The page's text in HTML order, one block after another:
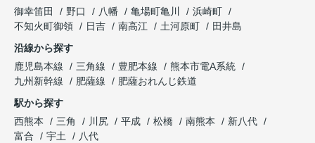
御幸笛田
野口 八幡 亀場町亀川
浜崎町
不知火町御領
日吉 南高江 土河原町
田井島
沿線から探す
鹿児島本線
三角線 豊肥本線
熊本市電A系統
九州新幹線
肥薩線
肥薩おれんじ鉄道
駅から探す
西熊本
三角 川尻 平成 松橋 南熊本
新八代
富合
宇土 八代